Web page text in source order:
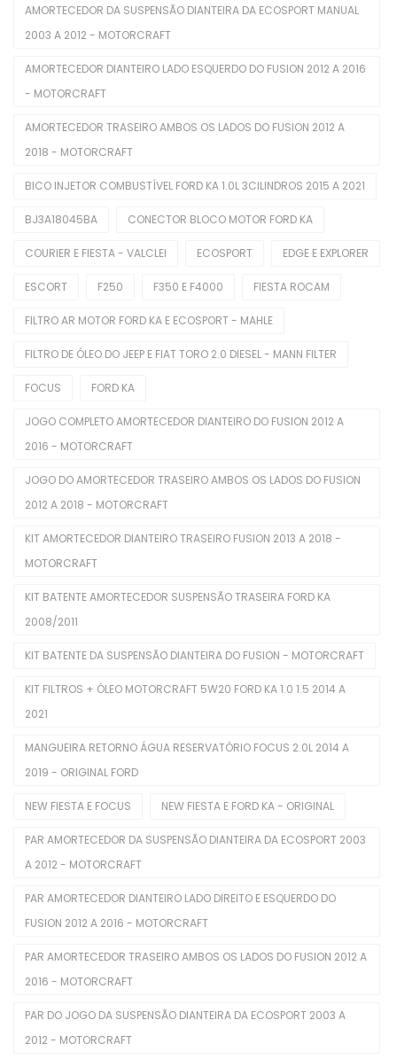
Servo Freio
Comutadores De Ignição
Difusores De Ar
Interruptores De Direção
Manopla De Câmbio
Pedais Do Freio
Limpeza Automotiva
Bombas De Combustível
Bombas De Óleo
Cabeçotes
Cabos De Velas
Corpo De Borboleta
Correias Dentadas
Correias Poly V
Filtros De Ar
Filtros De Combustível
Filtros De Óleo
Juntas Tampa De Válvula
AMORTECEDOR DA SUSPENSÃO DIANTEIRA DA ECOSPORT MANUAL
2003 A 2012 - MOTORCRAFT
AMORTECEDOR DIANTEIRO LADO ESQUERDO DO FUSION 2012 A 2016
- MOTORCRAFT
AMORTECEDOR TRASEIRO AMBOS OS LADOS DO FUSION 2012 A
2018 - MOTORCRAFT
BICO INJETOR COMBUSTÍVEL FORD KA 1.0L 3CILINDROS 2015 A 2021
BJ3A18045BA CONECTOR BLOCO MOTOR FORD KA
COURIER E FIESTA - VALCLEI ECOSPORT EDGE E EXPLORER
ESCORT F250 F350 E F4000 FIESTA ROCAM
FILTRO AR MOTOR FORD KA E ECOSPORT - MAHLE
FILTRO DE ÓLEO DO JEEP E FIAT TORO 2.0 DIESEL - MANN FILTER
FOCUS FORD KA
JOGO COMPLETO AMORTECEDOR DIANTEIRO DO FUSION 2012 A
2016 - MOTORCRAFT
JOGO DO AMORTECEDOR TRASEIRO AMBOS OS LADOS DO FUSION
2012 A 2018 - MOTORCRAFT
KIT AMORTECEDOR DIANTEIRO TRASEIRO FUSION 2013 A 2018 -
MOTORCRAFT
KIT BATENTE AMORTECEDOR SUSPENSÃO TRASEIRA FORD KA
2008/2011
KIT BATENTE DA SUSPENSÃO DIANTEIRA DO FUSION - MOTORCRAFT
KIT FILTROS + ÓLEO MOTORCRAFT 5W20 FORD KA 1.0 1.5 2014 A
2021
MANGUEIRA RETORNO ÁGUA RESERVATÓRIO FOCUS 2.0L 2014 A
2019 - ORIGINAL FORD
NEW FIESTA E FOCUS NEW FIESTA E FORD KA - ORIGINAL
PAR AMORTECEDOR DA SUSPENSÃO DIANTEIRA DA ECOSPORT 2003
A 2012 - MOTORCRAFT
PAR AMORTECEDOR DIANTEIRO LADO DIREITO E ESQUERDO DO
FUSION 2012 A 2016 - MOTORCRAFT
PAR AMORTECEDOR TRASEIRO AMBOS OS LADOS DO FUSION 2012 A
2016 - MOTORCRAFT
PAR DO JOGO DA SUSPENSÃO DIANTEIRA DA ECOSPORT 2003 A
2012 - MOTORCRAFT